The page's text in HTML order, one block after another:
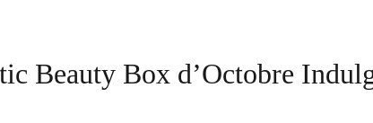
Beauty Box d’Octobre